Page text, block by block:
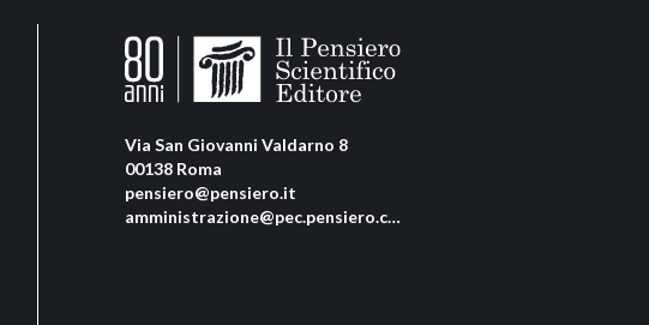
Via San Giovanni Valdarno 8
00138 Roma
pensiero@pensiero.it
amministrazione@pec.pensiero.com